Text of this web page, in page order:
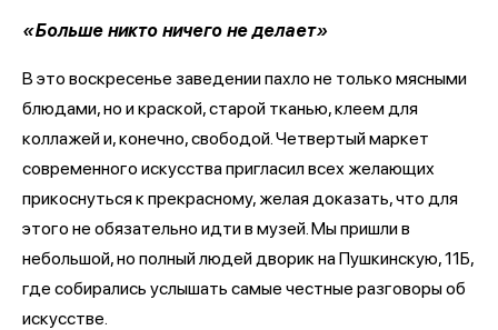
«Больше никто ничего не делает»
В это воскресенье заведении пахло не только мясными
блюдами, но и краской, старой тканью, клеем для
коллажей и, конечно, свободой. Четвертый маркет
современного искусства пригласил всех желающих
прикоснуться к прекрасному, желая доказать, что для
этого не обязательно идти в музей. Мы пришли в
небольшой, но полный людей дворик на Пушкинскую, 11Б,
где собирались услышать самые честные разговоры об
искусстве.